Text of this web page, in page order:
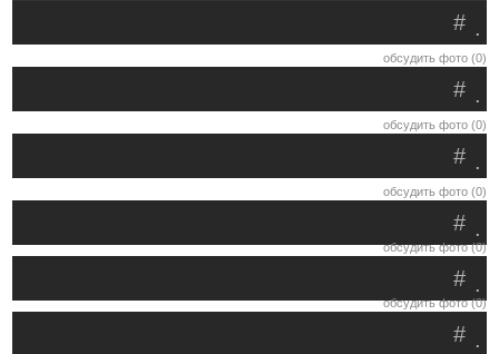
.
#
обсудить фото (0)
.
#
обсудить фото (0)
.
#
обсудить фото (0)
.
#
обсудить фото (0)
.
#
обсудить фото (0)
.
#